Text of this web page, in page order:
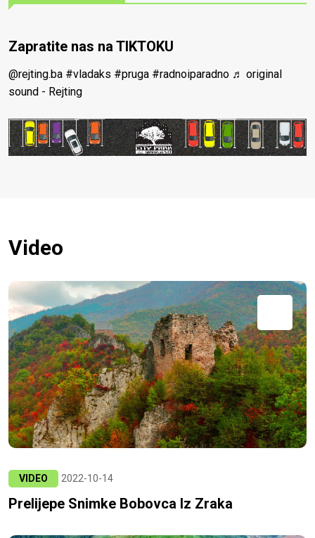
Zapratite nas na TIKTOKU
@rejting.ba #vladaks #pruga #radnoiparadno ♬ original
sound - Rejting
Video
VIDEO 2022-10-14
Prelijepe Snimke Bobovca Iz Zraka